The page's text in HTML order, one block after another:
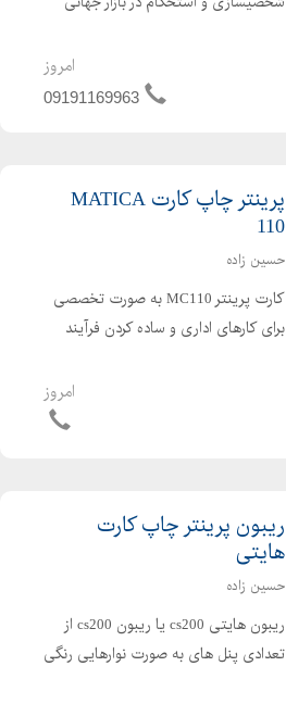
برای راهکارهایی با تیراژ بالا مانند کنترل
دسترسی، شناسه دولتی، کارتهای
امروز
09191169963
پرینتر چاپ کارت MATICA
110
حسین زاده
کارت پرینتر MC110 به صورت تخصصی
برای کارهای اداری و ساده کردن فرآیند
عالی به عنوان یک کارت پرینتر ارزان و با
تکنولوژی مستقیم محسوب میشود. رابط
امروز
ریبون پرینتر چاپ کارت
هایتی
حسین زاده
ریبون هایتی cs200 یا ریبون cs200 از
تعدادی پنل های به صورت نوارهایی رنگی